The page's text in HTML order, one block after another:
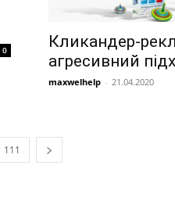
0
Кликандер-
агресивний
maxwelhelp - 21.04.2020
111